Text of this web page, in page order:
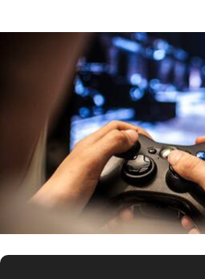
Infotechnology
Mundial 2026
Eventos Corporativos
El Cronista Studio
abre en nueva pestaña